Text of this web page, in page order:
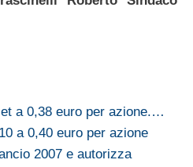
a 0,38 euro per azione.…
a 0,40 euro per azione
2007 e autorizza